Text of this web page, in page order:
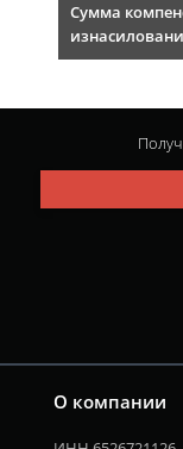
Сумма
О компании